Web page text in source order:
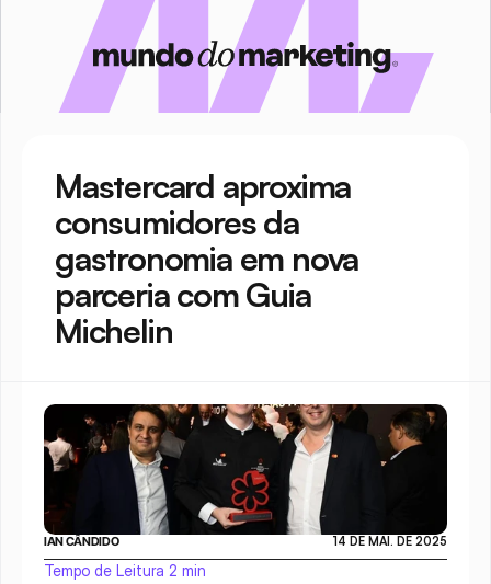
Mastercard aproxima
consumidores da
gastronomia em nova
parceria com Guia
Michelin
IAN CÂNDIDO 14 DE MAI. DE 2025
Tempo de Leitura 2 min